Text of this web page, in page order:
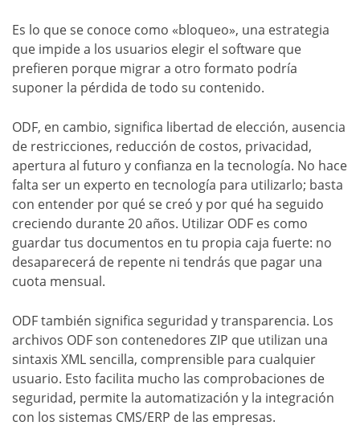
Es lo que se conoce como «bloqueo», una estrategia
que impide a los usuarios elegir el software que
prefieren porque migrar a otro formato podría
suponer la pérdida de todo su contenido.
ODF, en cambio, significa libertad de elección, ausencia
de restricciones, reducción de costos, privacidad,
apertura al futuro y confianza en la tecnología. No hace
falta ser un experto en tecnología para utilizarlo; basta
con entender por qué se creó y por qué ha seguido
creciendo durante 20 años. Utilizar ODF es como
guardar tus documentos en tu propia caja fuerte: no
desaparecerá de repente ni tendrás que pagar una
cuota mensual.
ODF también significa seguridad y transparencia. Los
archivos ODF son contenedores ZIP que utilizan una
sintaxis XML sencilla, comprensible para cualquier
usuario. Esto facilita mucho las comprobaciones de
seguridad, permite la automatización y la integración
con los sistemas CMS/ERP de las empresas.